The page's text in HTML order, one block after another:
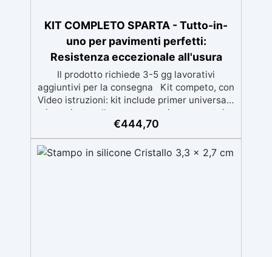
KIT COMPLETO SPARTA - Tutto-in-
uno per pavimenti perfetti:
Resistenza eccezionale all'usura
Il prodotto richiede 3-5 gg lavorativi
aggiuntivi per la consegna Kit competo, con
Video istruzioni: kit include primer universale
(per piasterelle, cemento, microcemento)
resina rivestimento antigraffio, pronto
all'uso! Massima resistenza all'usura: il
sistema poliaspartico SPARTA offre una
€444,70